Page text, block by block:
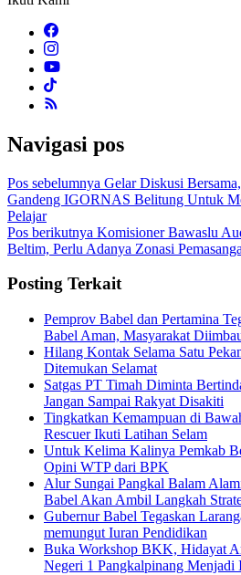
Navigasi pos
Pos sebelumnya Gelar Diskusi
Gandeng IGORNAS Belitung Untuk
Pelajar
Pos berikutnya Komisioner Bawaslu
Beltim, Perlu Adanya Zonasi
Posting Terkait
Pemprov Babel dan Pertamina
Babel Aman, Masyarakat
Hilang Kontak Selama Satu
Ditemukan Selamat
Satgas PT Timah Diminta
Jangan Sampai Rakyat Disakiti
Tingkatkan Kemampuan di
Rescuer Ikuti Latihan Selam
Untuk Kelima Kalinya Pemkab
Opini WTP dari BPK
Alur Sungai Pangkal Balam
Babel Akan Ambil Langkah
Gubernur Babel Tegaskan
memungut Iuran Pendidikan
Buka Workshop BKK, Hidayat
Negeri 1 Pangkalpinang